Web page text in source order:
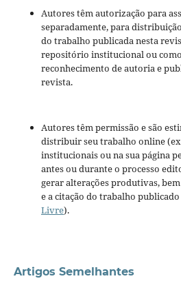
Autores têm autorização para
separadamente, para
do trabalho publicada nesta
repositório institucional ou
reconhecimento de autoria e
revista.
Autores têm permissão e são
distribuir seu trabalho online
institucionais ou na sua página
antes ou durante o processo
gerar alterações produtivas,
e a citação do trabalho publicado
Livre).
Artigos Semelhantes